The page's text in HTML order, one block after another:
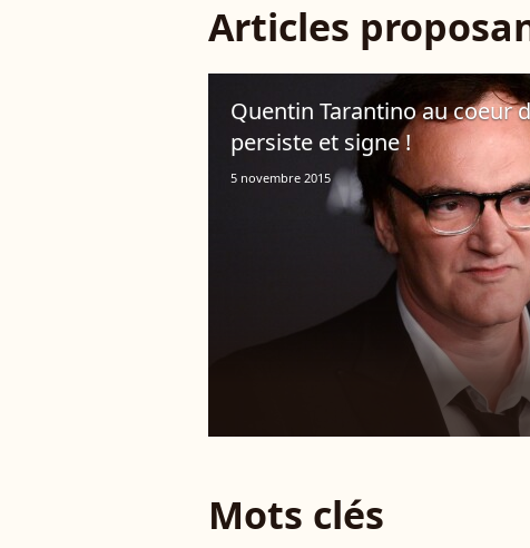
Articles
Quentin Tarantino au coeur
persiste et signe !
5 novembre 2015
Mots clés